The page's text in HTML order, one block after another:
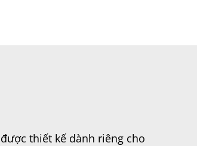
thiết kế dành riêng cho